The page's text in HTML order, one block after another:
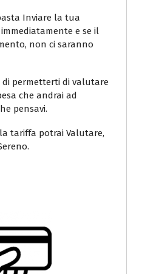
Inviare la tua
e se il
non ci saranno
permetterti di valutare
che andrai ad
pensavi.
tariffa potrai Valutare,